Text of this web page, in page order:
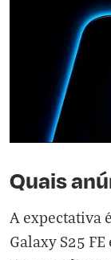
Quais
A expectativa
Galaxy S25